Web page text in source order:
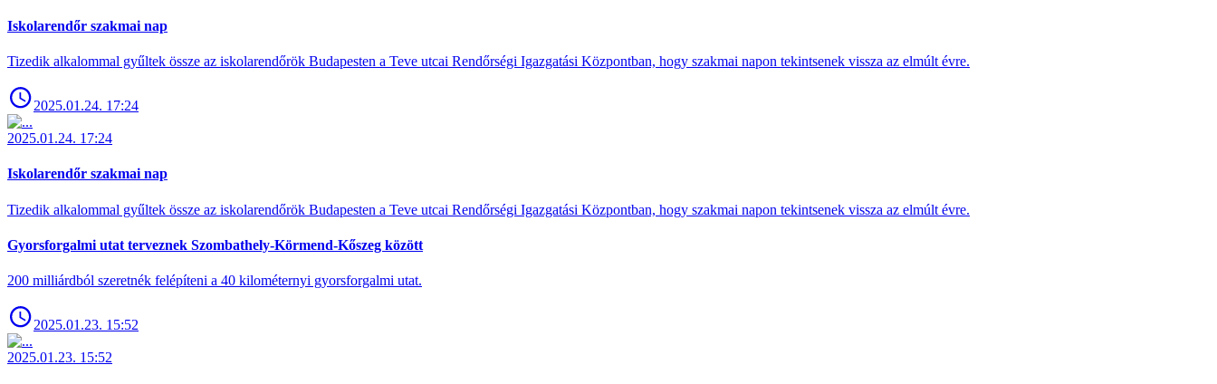
Iskolarendőr szakmai nap
Tizedik alkalommal gyűltek össze az iskolarendőrök Budapesten a Teve utcai Rendőrségi Igazgatási Központban, hogy szakmai napon tekintsenek vissza az elmúlt évre.
2025.01.24. 17:24
2025.01.24. 17:24
Iskolarendőr szakmai nap
Tizedik alkalommal gyűltek össze az iskolarendőrök Budapesten a Teve utcai Rendőrségi Igazgatási Központban, hogy szakmai napon tekintsenek vissza az elmúlt évre.
Gyorsforgalmi utat terveznek Szombathely-Körmend-Kőszeg között
200 milliárdból szeretnék felépíteni a 40 kilométernyi gyorsforgalmi utat.
2025.01.23. 15:52
2025.01.23. 15:52